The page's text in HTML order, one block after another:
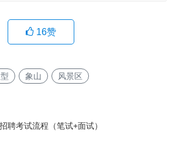
16赞
象山 风景区
聘考试流程（笔试+面试）